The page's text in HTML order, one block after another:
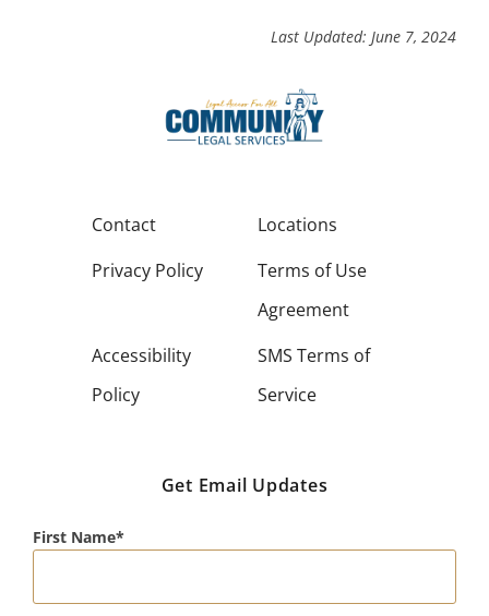
Last Updated: June 7, 2024
Contact
Locations
Privacy Policy
Terms of Use
Agreement
Accessibility
Policy
SMS Terms of
Service
Get Email Updates
First Name